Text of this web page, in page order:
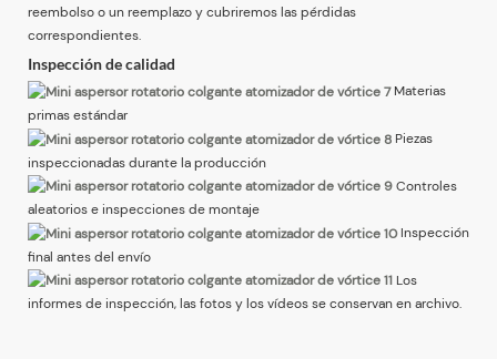
reembolso o un reemplazo y cubriremos las pérdidas
correspondientes.
Inspección de calidad
Materias
primas estándar
Piezas
inspeccionadas durante la producción
Controles
aleatorios e inspecciones de montaje
Inspección
final antes del envío
Los
informes de inspección, las fotos y los vídeos se conservan en archivo.